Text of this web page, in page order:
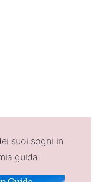
suoi sogni in
guida!